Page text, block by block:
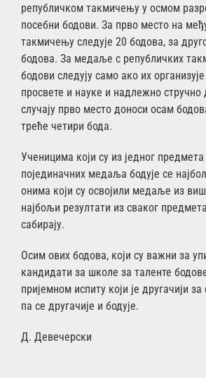
републичком такмичењу у осмом
посебни бодови. За прво место на
такмичењу следује 20 бодова, за
бодова. За медаље с републичких
бодови следују само ако их
просвете и науке и надлежно
случају прво место доноси осам
треће четири бода.
Ученицима који су из једног
појединачних медаља бодује се
онима који су освојили медаље из
најбољи резултати из сваког
сабирају.
Осим ових бодова, који су важни за
кандидати за школе за таленте
пријемном испиту који је другачији
па се другачије и бодује.
Д. Девечерски